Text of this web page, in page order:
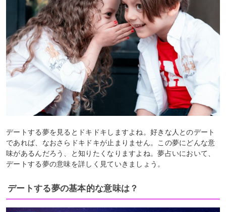
デートする夢を見るとドキドキしますよね。好きな人とのデート
であれば、なおさらドキドキが止まりません。この夢にどんな意
味があるんだろう、と知りたくなりますよね。夢占いにおいて、
デートする夢の意味を詳しく見ていきましょう。
デートする夢の基本的な意味は？